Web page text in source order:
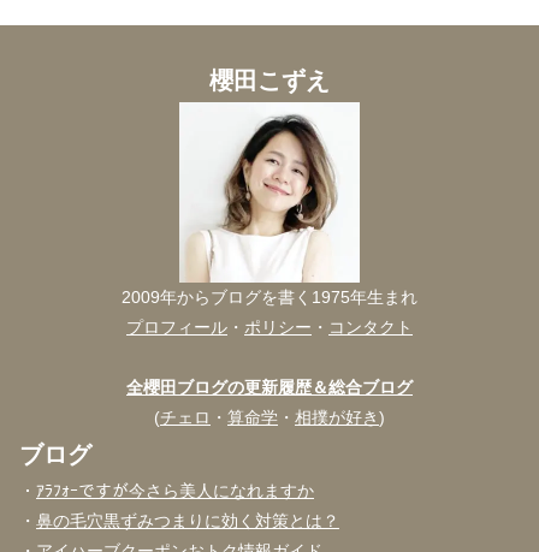
櫻田こずえ
2009年からブログを書く1975年生まれ
プロフィール ・ ポリシー ・ コンタクト
全櫻田ブログの更新履歴＆総合ブログ
(チェロ ・ 算命学 ・ 相撲が好き)
ブログ
・ ｱﾗﾌｫｰですが今さら美人になれますか
・ 鼻の毛穴黒ずみつまりに効く対策とは？